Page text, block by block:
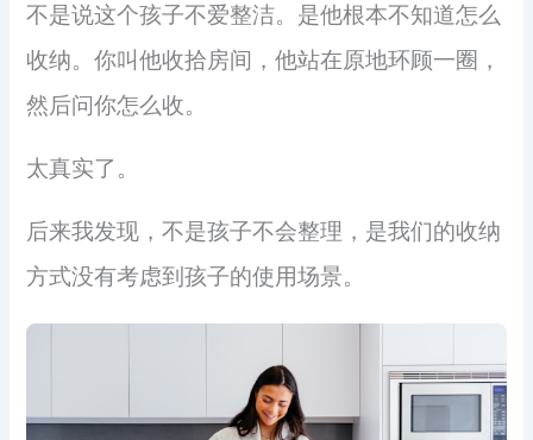
不是说这个孩子不爱整洁。是他根本不知道怎么
收纳。你叫他收拾房间，他站在原地环顾一圈，
然后问你怎么收。
太真实了。
后来我发现，不是孩子不会整理，是我们的收纳
方式没有考虑到孩子的使用场景。